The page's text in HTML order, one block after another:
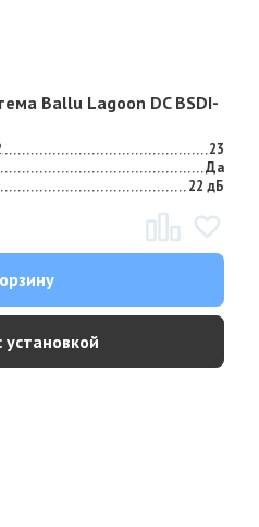
Ballu Lagoon DC BSDI-
23
Да
22 дБ
установкой